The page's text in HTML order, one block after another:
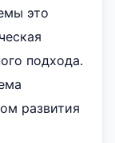
это
подхода.
развития